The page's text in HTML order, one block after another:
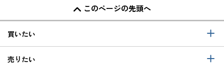
このページの先頭へ
買いたい
売りたい